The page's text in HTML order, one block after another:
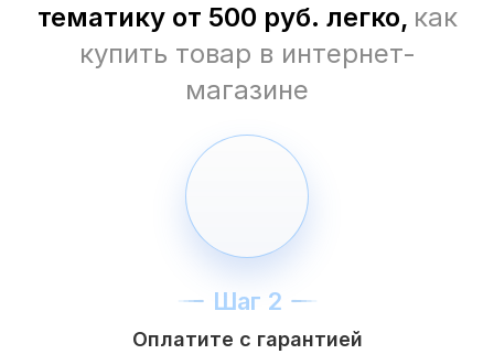
тематику от 500 руб. легко, как
купить товар в интернет-
магазине
Шаг 2
Оплатите с гарантией